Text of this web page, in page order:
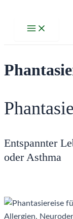
Main
Entspannter
oder Asthma